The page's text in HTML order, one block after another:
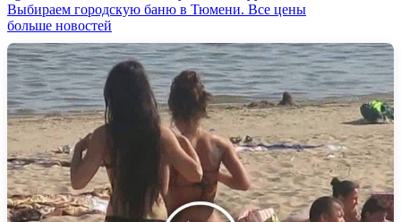
Выбираем городскую баню в Тюмени. Все цены
больше новостей